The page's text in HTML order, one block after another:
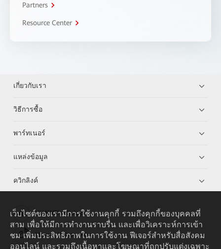
Partners
Resource Center
เกี่ยวกับเรา
วิธีการซื้อ
พาร์ทเนอร์
แหล่งข้อมูล
ควิกลิงค์
HUAWEI eKit App
Huawei HiKnow App
เว็บไซต์ของเรามีการใช้งานคุกกี้ รวมถึงคุกกี้ของบุคคลที่
สาม เพื่อให้มีการทำงานราบรื่น และเพื่อวิเคราะห์การเข้า
ชม เพิ่มประสิทธิภาพในการใช้งาน ฟีเจอร์สำหรับสื่อสังคม
ออนไลน์ และรวมถึงเนื้อหาและโฆษณาที่ถูกปรับแต่งเฉพาะ